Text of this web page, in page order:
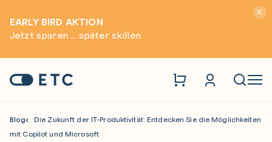
EARLY BIRD AKTION
Jetzt sparen ... später skillen
Startseite: ETC
Blog
Die Zukunft der IT-Produktivität: Entdecken Sie die Möglichkeiten
mit Copilot und Microsoft